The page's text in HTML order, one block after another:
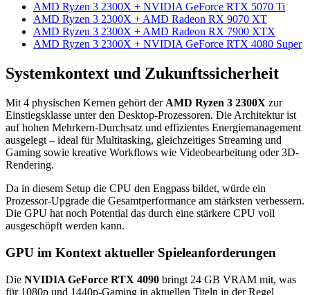
AMD Ryzen 3 2300X + NVIDIA GeForce RTX 5070 Ti
AMD Ryzen 3 2300X + AMD Radeon RX 9070 XT
AMD Ryzen 3 2300X + AMD Radeon RX 7900 XTX
AMD Ryzen 3 2300X + NVIDIA GeForce RTX 4080 Super
Systemkontext und Zukunftssicherheit
Mit 4 physischen Kernen gehört der AMD Ryzen 3 2300X zur
Einstiegsklasse unter den Desktop-Prozessoren. Die Architektur ist
auf hohen Mehrkern-Durchsatz und effizientes Energiemanagement
ausgelegt – ideal für Multitasking, gleichzeitiges Streaming und
Gaming sowie kreative Workflows wie Videobearbeitung oder 3D-
Rendering.
Da in diesem Setup die CPU den Engpass bildet, würde ein
Prozessor-Upgrade die Gesamtperformance am stärksten verbessern.
Die GPU hat noch Potential das durch eine stärkere CPU voll
ausgeschöpft werden kann.
GPU im Kontext aktueller Spieleanforderungen
Die NVIDIA GeForce RTX 4090 bringt 24 GB VRAM mit, was
für 1080p und 1440p-Gaming in aktuellen Titeln in der Regel